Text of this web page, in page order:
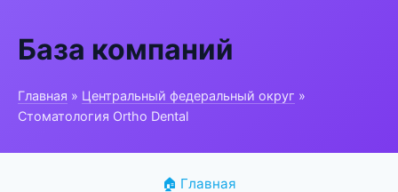
База компаний
Главная » Центральный федеральный округ »
Стоматология Ortho Dental
🏠 Главная